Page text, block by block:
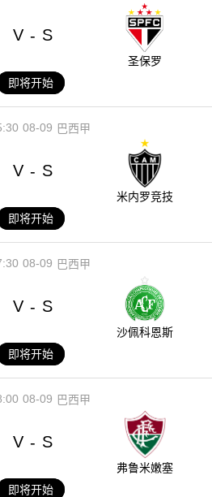
V - S
圣保罗
即将开始
08-09 巴西甲
V - S
米内罗竞技
即将开始
08-09 巴西甲
V - S
沙佩科恩斯
即将开始
08-09 巴西甲
V - S
弗鲁米嫩塞
即将开始